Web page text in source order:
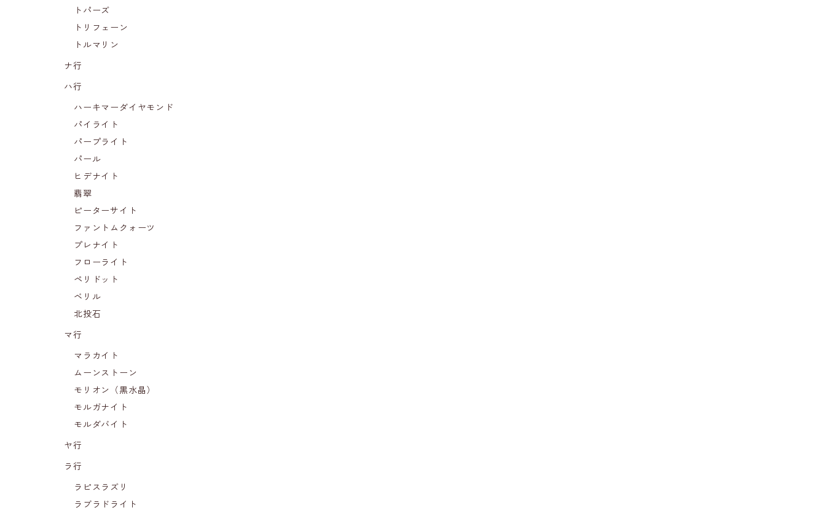
トパーズ
トリフェーン
トルマリン
ナ行
ハ行
ハーキマーダイヤモンド
パイライト
パープライト
パール
ヒデナイト
翡翠
ピーターサイト
ファントムクォーツ
プレナイト
フローライト
ペリドット
ベリル
北投石
マ行
マラカイト
ムーンストーン
モリオン（黒水晶）
モルガナイト
モルダバイト
ヤ行
ラ行
ラピスラズリ
ラブラドライト